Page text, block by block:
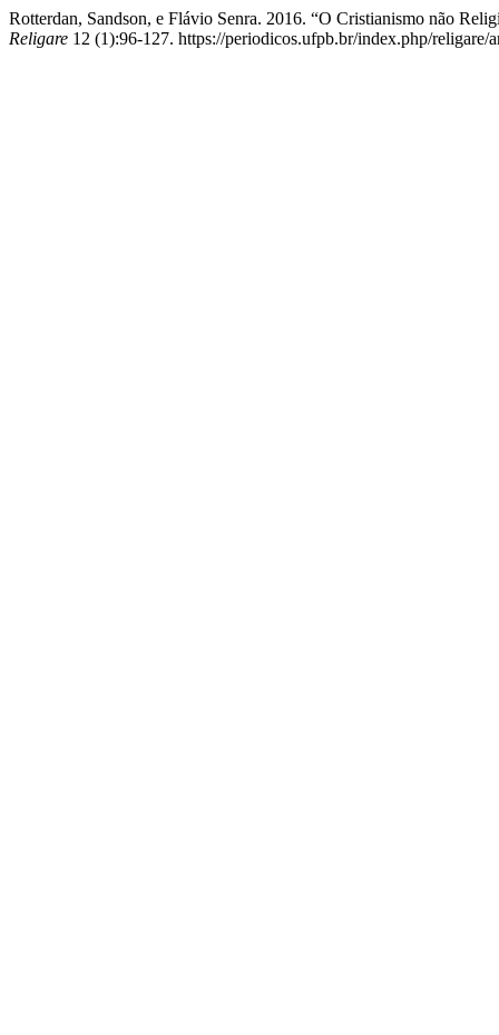
Rotterdan, Sandson, e Flávio Senra. 2016. “O Cristianismo não
Religare 12 (1):96-127. https://periodicos.ufpb.br/index.php/religare/